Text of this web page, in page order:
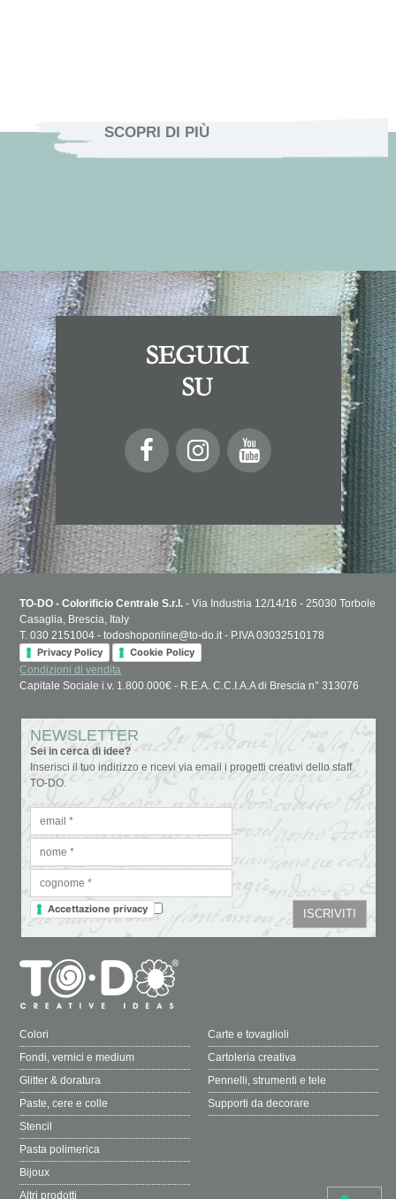
SCOPRI DI PIÙ
TO-DO - Colorificio Centrale S.r.l. - Via Industria 12/14/16 - 25030 Torbole
Casaglia, Brescia, Italy
T. 030 2151004 - todoshoponline@to-do.it - P.IVA 03032510178
Privacy Policy
Cookie Policy
Condizioni di vendita
Capitale Sociale i.v. 1.800.000€ - R.E.A. C.C.I.A.A di Brescia n° 313076
NEWSLETTER
Sei in cerca di idee?
Inserisci il tuo indirizzo e ricevi via email i progetti creativi dello staff
TO-DO.
Accettazione privacy
Colori
Fondi, vernici e medium
Glitter & doratura
Paste, cere e colle
Carte e tovaglioli
Cartoleria creativa
Pennelli, strumenti e tele
Supporti da decorare
Stencil
Pasta polimerica
Bijoux
Altri prodotti